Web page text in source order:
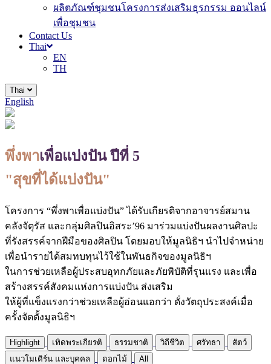
ผลิตภัณฑ์ชุมชนโครงการส่งเสริมธุรกรรม ออนไลน์
เพื่อชุมชน
Contact Us
Thai
EN
TH
Thai
English
พึ่งพาเพื่อแบ่งปัน ปีที่ 5
"สุขที่ได้แบ่งปัน"
โครงการ “พึ่งพาเพื่อแบ่งปัน” ได้รับเกียรติจากอาจารย์สมาน
คลังจัตุรัส และกลุ่มศิลปินอิสระ’96 มาร่วมแบ่งปันผลงานศิลปะ
ที่รังสรรค์จากฝีมือของศิลปิน โดยมอบให้มูลนิธิฯ นำไปจำหน่าย
เพื่อนำรายได้สมทบทุนไว้ใช้ในพันธกิจของมูลนิธิฯ
ในการช่วยเหลือผู้ประสบอุทกภัยและภัยพิบัติที่รุนแรง และเพื่อ
สร้างสรรค์สังคมแห่งการแบ่งปัน ส่งเสริม
ให้ผู้ที่แข็งแรงกว่าช่วยเหลือผู้อ่อนแอกว่า ดั่งวัตถุประสงค์เมื่อ
ครั้งจัดตั้งมูลนิธิฯ
Highlight เทิดพระเกียรติ ธรรมชาติ วิถีชีวิต ศรัทธา
สัตว์
แนวโมเดิร์น และบุคคล
ดอกไม้ All